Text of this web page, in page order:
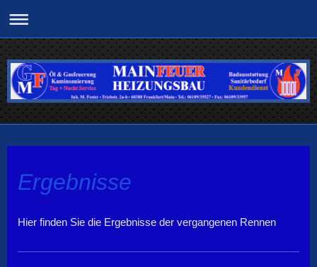
Ergebnisse
Hier finden Sie die Ergebnisse der vergangenen Rennen